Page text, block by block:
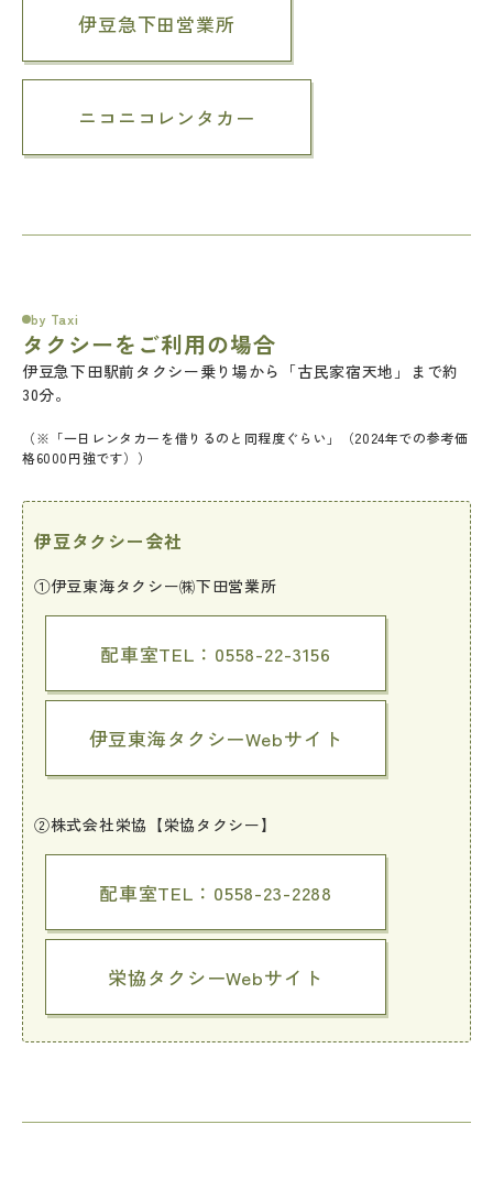
伊豆急下田営業所
ニコニコレンタカー
by Taxi
タクシーをご利用の場合
伊豆急下田駅前タクシー乗り場から「古民家宿天地」まで約
30分。
（※「一日レンタカーを借りるのと同程度ぐらい」（2024年での参考価
格6000円強です））
伊豆タクシー会社
①伊豆東海タクシー㈱下田営業所
配車室TEL：0558-22-3156
伊豆東海タクシーWebサイト
②株式会社栄協【栄協タクシー】
配車室TEL：0558-23-2288
栄協タクシーWebサイト